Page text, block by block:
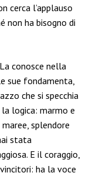
cerca l’applauso
non ha bisogno di
conosce nella
sue fondamenta,
che si specchia
logica: marmo e
splendore
stata
E il coraggio,
ha la voce